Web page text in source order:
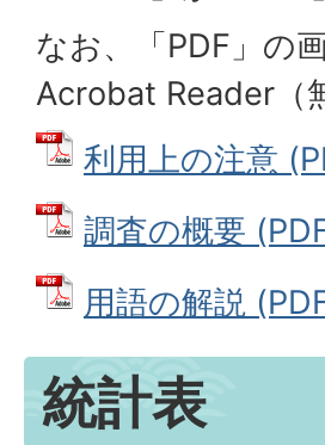
なお、「PDF」の
Acrobat Reader（
利用上の注意
調査の概要
用語の解説
統計表